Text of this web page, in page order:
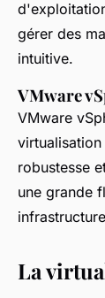
gérer des
intuitive.
VMware
VMware
robustesse
une grande
La